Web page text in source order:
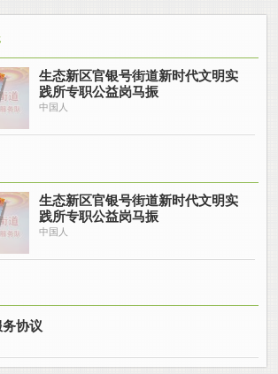
生态新区官银号街道新时代文明实
践所专职公益岗马振
中国人
生态新区官银号街道新时代文明实
践所专职公益岗马振
中国人
协议